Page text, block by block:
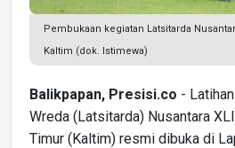
Pembukaan kegiatan Latsitarda
Kaltim (dok. Istimewa)
Balikpapan, Presisi.co -
Wreda (Latsitarda) Nusantara
Timur (Kaltim) resmi dibuka di